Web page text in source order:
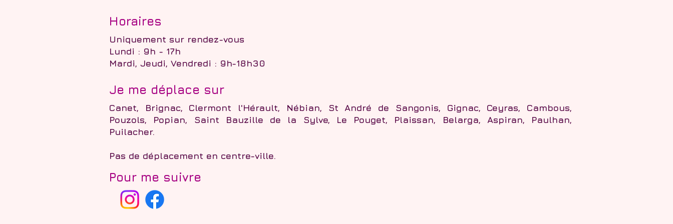
Horaires
Uniquement sur rendez-vous
Lundi : 9h - 17h
Mardi, Jeudi, Vendredi : 9h-18h30
Je me déplace sur
Canet, Brignac, Clermont l'Hérault, Nébian, St André de Sangonis, Gignac, Ceyras, Cambous,
Pouzols, Popian, Saint Bauzille de la Sylve, Le Pouget, Plaissan, Belarga, Aspiran, Paulhan,
Puilacher.
Pas de déplacement en centre-ville.
Pour me suivre